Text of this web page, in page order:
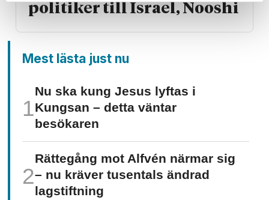
politiker till Israel, Nooshi
Mest lästa just nu
Nu ska kung Jesus lyftas i
Kungsan – detta väntar
besökaren
Rättegång mot Alfvén närmar sig
– nu kräver tusentals ändrad
lagstiftning